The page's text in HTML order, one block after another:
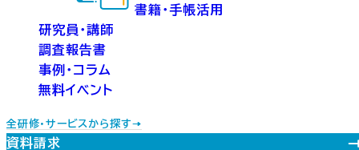
書籍・手帳活用
研究員・講師
調査報告書
事例・コラム
無料イベント
全研修・サービスから探す
資料請求